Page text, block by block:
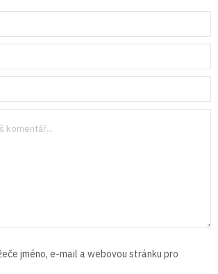
jméno, e-mail a webovou stránku pro